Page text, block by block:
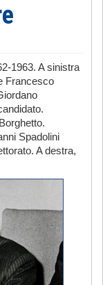
1963. A sinistra
Francesco
Spadolini
A destra,